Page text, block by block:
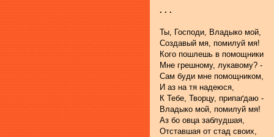
. . .
Ты, Господи, Владыко мой,
Создавый мя, помилуй мя!
Кого пошлешь в помощники
Мне грешному, лукавому? -
Сам буди мне помощником,
И аз на тя надеюся,
К Тебе, Творцу, припаґдаю -
Владыко мой, помилуй мя!
Аз бо овца заблудшая,
Отставшая от стад своих,